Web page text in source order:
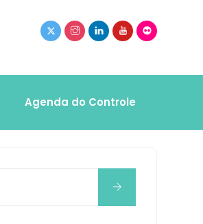
Agenda do Controle